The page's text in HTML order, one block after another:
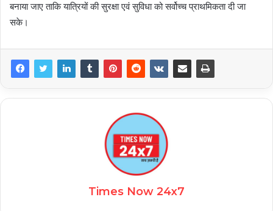
बनाया जाए ताकि यात्रियों की सुरक्षा एवं सुविधा को सर्वोच्च प्राथमिकता दी जा
सके।
Times Now 24x7